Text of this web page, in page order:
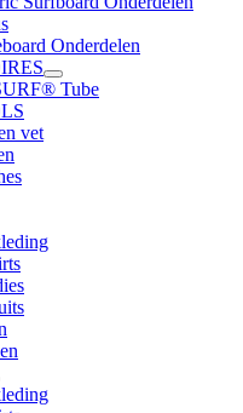
Onderdelen
Tube
vet